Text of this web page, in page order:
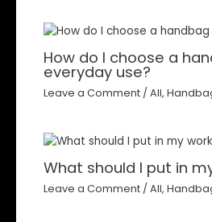
How do I choose a
everyday use?
Leave a Comment /All,
What should I put in
Leave a Comment /All,